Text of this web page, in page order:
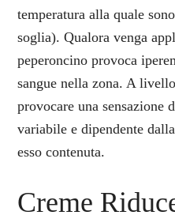
temperatura alla quale
soglia). Qualora venga
peperoncino provoca
sangue nella zona. A
provocare una sensazione
variabile e dipendente
esso contenuta.
Creme